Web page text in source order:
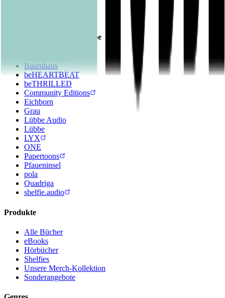
Bastei Lübbe Verlagsgruppe
Baumhaus
beHEARTBEAT
beTHRILLED
Community Editions
Eichborn
Grau
Lübbe Audio
Lübbe
LYX
ONE
Papertoons
Pfaueninsel
pola
Quadriga
shelfie.audio
Produkte
Alle Bücher
eBooks
Hörbücher
Shelfies
Unsere Merch-Kollektion
Sonderangebote